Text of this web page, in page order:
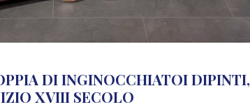
DI INGINOCCHIATOI DIPINTI,
XVIII SECOLO